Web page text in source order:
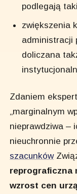
podlegają
zwiększenia
administracji
doliczana
Zdaniem
„marginalnym
nieprawdziwa –
nieuchronnie
szacunków
reprograficzna
wzrost cen